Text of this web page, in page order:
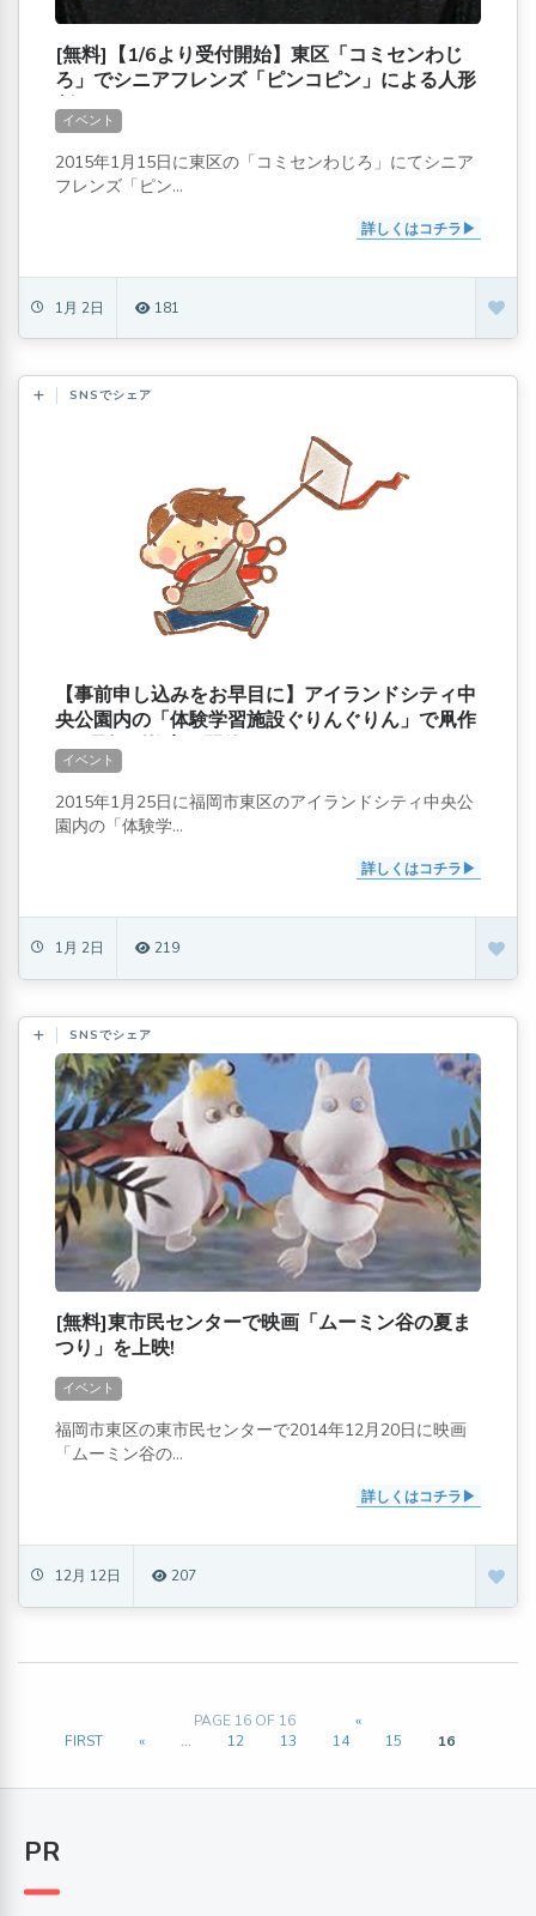
[無料]【1/6より受付開始】東区「コミセンわじ
ろ」でシニアフレンズ「ピンコピン」による人形
劇
イベント
2015年1月15日に東区の「コミセンわじろ」にてシニア
フレンズ「ピン...
詳しくはコチラ
1月 2日 181
SNSでシェア
【事前申し込みをお早目に】アイランドシティ中
央公園内の「体験学習施設ぐりんぐりん」で凧作
り&凧揚げ教室が開催!
イベント
2015年1月25日に福岡市東区のアイランドシティ中央公
園内の「体験学...
詳しくはコチラ
1月 2日 219
SNSでシェア
[無料]東市民センターで映画「ムーミン谷の夏ま
つり」を上映!
イベント
福岡市東区の東市民センターで2014年12月20日に映画
「ムーミン谷の...
詳しくはコチラ
12月 12日 207
PAGE 16 OF 16
«
FIRST
« ... 12 13 14 15 16
PR